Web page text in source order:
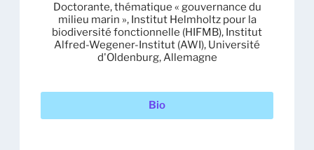
Doctorante, thématique « gouvernance du
milieu marin », Institut Helmholtz pour la
biodiversité fonctionnelle (HIFMB), Institut
Alfred-Wegener-Institut (AWI), Université
d'Oldenburg, Allemagne
Bio